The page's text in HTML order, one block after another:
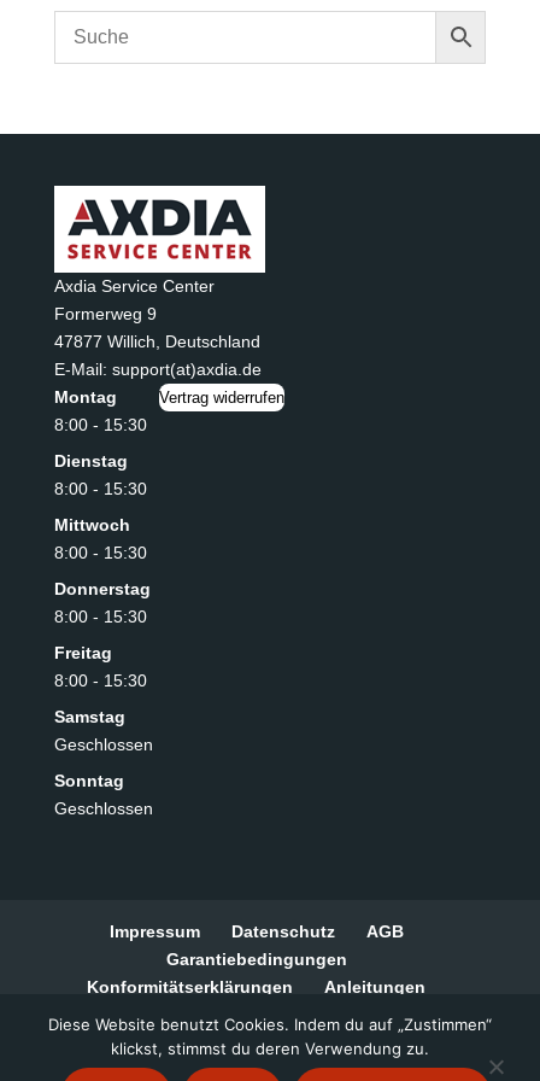
2,99 €
Axdia Service Center
Formerweg 9
47877 Willich
Deutschland
E-Mail: support(at)axdia.de
Montag
8:00 - 15:30
Dienstag
8:00 - 15:30
Mittwoch
8:00 - 15:30
Donnerstag
8:00 - 15:30
Freitag
8:00 - 15:30
Samstag
Geschlossen
Sonntag
Geschlossen
Vertrag widerrufen
Impressum Datenschutz
AGB
Garantiebedingungen
Konformitätserklärungen
Anleitungen
Widerrufsbelehrung
Zahlungsarten
Barrierefreiheitserklärung
Diese Website benutzt Cookies. Indem du auf „Zustimmen“
klickst, stimmst du deren Verwendung zu.